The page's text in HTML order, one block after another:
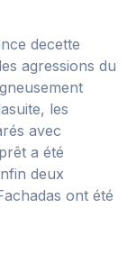
decette
agressions du
les
avec
a été
deux
ont été